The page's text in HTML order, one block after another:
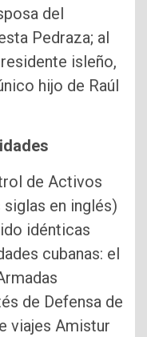
del
Pedraza; al
isleño,
hijo de Raúl
de Activos
siglas en inglés)
idénticas
cubanas: el
de Defensa de
viajes Amistur